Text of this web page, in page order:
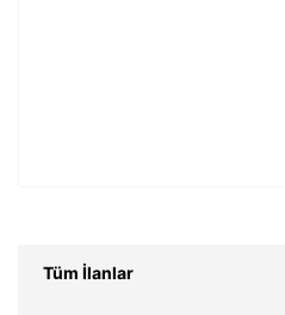
Tüm İlanlar